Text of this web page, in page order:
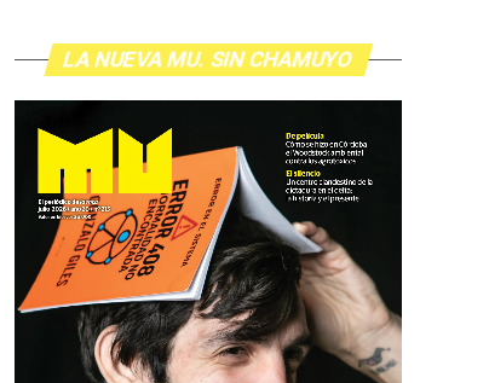
LA NUEVA MU. SIN CHAMUYO